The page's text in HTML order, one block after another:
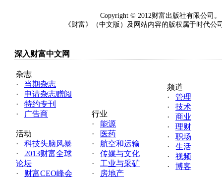
Copyright © 2012财富出版社有限公司
《财富》（中文版）及网站内容的版权属于时代
深入财富中文网
杂志
· 当期杂志
· 申请杂志赠阅
· 特约专刊
·
广告商
活动
· 科技头脑风暴
· 2013财富全球
论坛
· 财富CEO峰会
行业
· 能源
·
医药
· 航空和运输
· 传媒与文化
· 工业与采矿
·
房地产
频道
· 管理
· 技术
· 商业
· 理财
· 职场
· 生活
· 视频
· 博客